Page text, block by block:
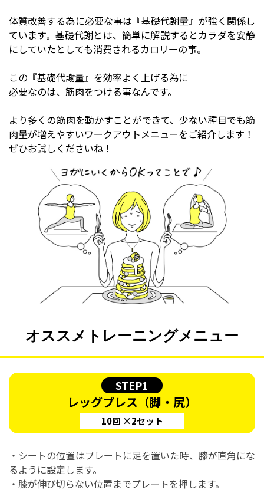
体質改善する為に必要な事は『基礎代謝量』が強く関係し
ています。基礎代謝とは、簡単に解説するとカラダを安静
にしていたとしても消費されるカロリーの事。
この『基礎代謝量』を効率よく上げる為に
必要なのは、筋肉をつける事なんです。
より多くの筋肉を動かすことができて、少ない種目でも筋
肉量が増えやすいワークアウトメニューをご紹介します！
ぜひお試しくださいね！
オススメトレーニングメニュー
STEP1
レッグプレス（脚・尻）
10回 ×2セット
・シートの位置はプレートに足を置いた時、膝が直角にな
るように設定します。
・膝が伸び切らない位置までプレートを押します。